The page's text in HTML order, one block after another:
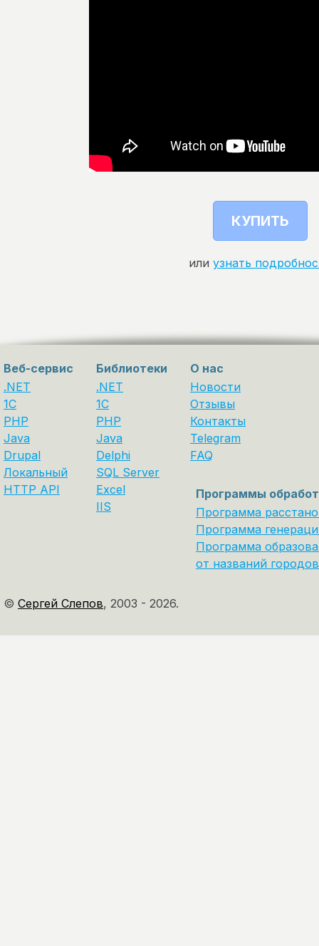
КУПИТЬ
или узнать
Веб-сервис
.NET
1C
PHP
Java
Drupal
Локальный
HTTP API
Библиотеки
.NET
1С
PHP
Java
Delphi
SQL Server
Excel
IIS
О нас
Новости
Отзывы
Контакты
Telegram
FAQ
Программы
Программа
Программа
Программа
от названий
© Сергей Слепов, 2003 - 2026.